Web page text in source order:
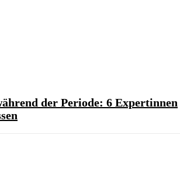
der Periode: 6 Expertinnen